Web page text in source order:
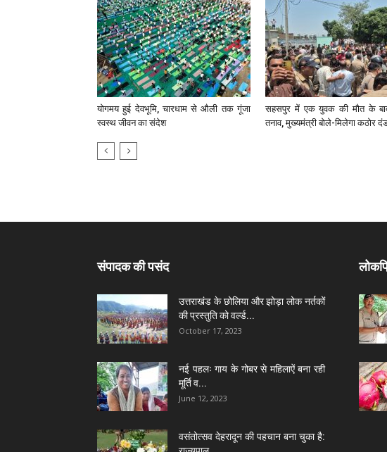
योगमय हुई देवभूमि, चारधाम से औली तक गूंजा
स्वस्थ जीवन का संदेश
सहसपुर में एक युवक की मौत के
तनाव, मुख्यमंत्री बोले-मिलेगा कठोर
संपादक की पसंद
उत्तराखंड के छोलिया और झोड़ा लोक नर्तकों
की प्रस्तुति को वर्ल्ड...
October 17, 2023
नई पहलः गाय के गोबर से महिलाऐं बना रही
मूर्ति व...
June 12, 2023
वसंतोत्सव देहरादून की पहचान बना चुका है: